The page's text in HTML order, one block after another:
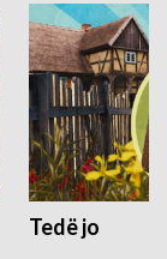
Tedë jo